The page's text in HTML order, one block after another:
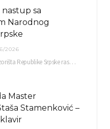
nastup sa
Narodnog
2026
Simfonijski orkestar Narodnog pozorišta Republike Srpske raspisuje javni poziv za učešće u projektu „CRESCENDO: Nova…
Master
Stamenković –